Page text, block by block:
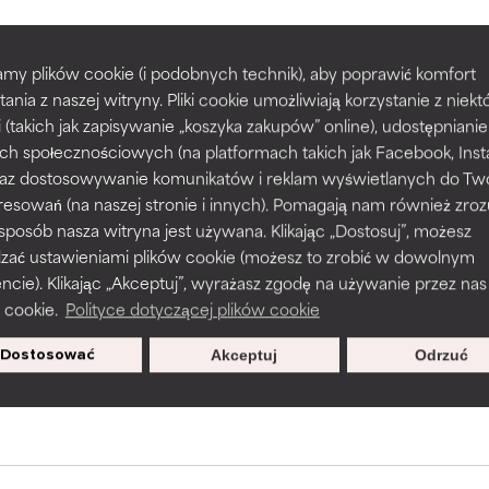
plików cookie (i podobnych technik), aby poprawić komfort
z naszej witryny. Pliki cookie umożliwiają korzystanie z
jak zapisywanie „koszyka zakupów” online),
społecznościowych (na platformach takich jak Facebook,
dostosowywanie komunikatów i reklam wyświetlanych do
(na naszej stronie i innych). Pomagają nam również
nasza witryna jest używana. Klikając „Dostosuj”, możesz
ustawieniami plików cookie (możesz to zrobić w dowolnym
Klikając „Akceptuj”, wyrażasz zgodę na używanie przez nas
Polityce dotyczącej plików cookie
Dostosować Odrzuć
Akceptuj
POWRÓT DO WYSZUKIWANIA
to assess ingredients in this dictionary. Regulations
tekstury, stabilności lub penetracji formuły.
ale może mieć problemy estetyczne, stabilności lub inne,
użyteczność.
podrażnienia. Ryzyko wzrasta w połączeniu z innymi
składnikami.
podrażnienie, stan zapalny, suchość itp. Może przynosić
tekstury, stabilności lub penetracji formuły.
ale może mieć problemy estetyczne, stabilności lub inne,
użyteczność.
podrażnienia. Ryzyko wzrasta w połączeniu z innymi
składnikami.
podrażnienie, stan zapalny, suchość itp. Może przynosić
się, aby otrzymywać wyjątkowe
oferty.